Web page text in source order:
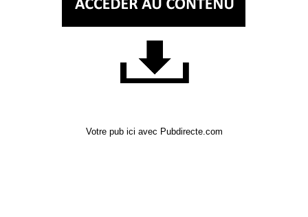
Votre pub ici avec Pubdirecte.com